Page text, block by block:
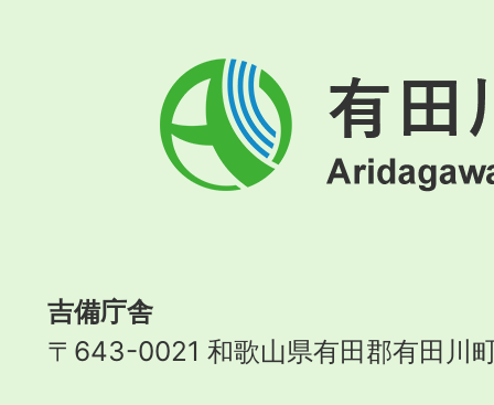
有
田
川
町
吉備庁舎
〒643-0021 和歌山県有田郡有田川